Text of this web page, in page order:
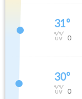
31°
0
30°
0